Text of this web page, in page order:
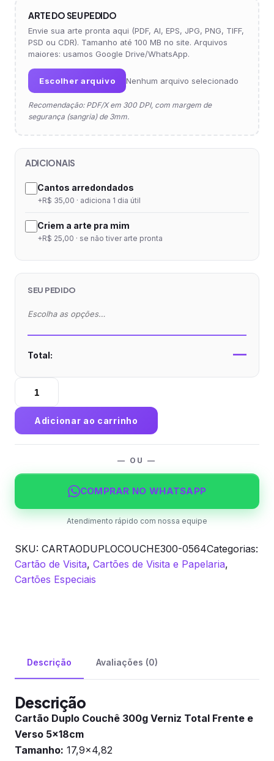
ARTE DO SEU PEDIDO
Envie sua arte pronta aqui (PDF, AI, EPS, JPG, PNG, TIFF,
PSD ou CDR). Tamanho até 100 MB no site. Arquivos
maiores: usamos Google Drive/WhatsApp.
Escolher arquivo Nenhum arquivo selecionado
Recomendação: PDF/X em 300 DPI, com margem de
segurança (sangria) de 3mm.
ADICIONAIS
Cantos arredondados
+R$ 35,00 · adiciona 1 dia útil
Criem a arte pra mim
+R$ 25,00 · se não tiver arte pronta
SEU PEDIDO
Escolha as opções…
Total: —
Cartão
Duplo
Couchê
300g
Verniz
Frente
Verso
Adicionar ao carrinho
— OU —
COMPRAR NO WHATSAPP
Atendimento rápido com nossa equipe
SKU: CARTAODUPLOCOUCHE300-0564Categorias:
Cartão de Visita, Cartões de Visita e Papelaria,
Cartões Especiais
Descrição Avaliações (0)
Descrição
Cartão Duplo Couchê 300g Verniz Total Frente e
Verso 5x18cm
Tamanho: 17,9×4,82